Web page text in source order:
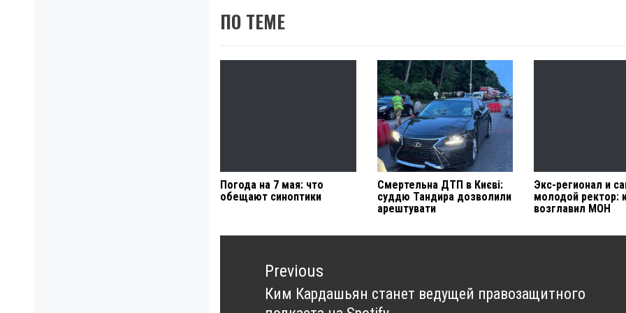
ПО ТЕМЕ
Погода на 7 мая: что
обещают синоптики
Смертельна ДТП в Києві:
суддю Тандира дозволили
арештувати
Экс-регионал и
молодой ректор:
возглавил МОН
Навигация
записямPrevious
Previous
Ким Кардашьян станет ведущей правозащитного